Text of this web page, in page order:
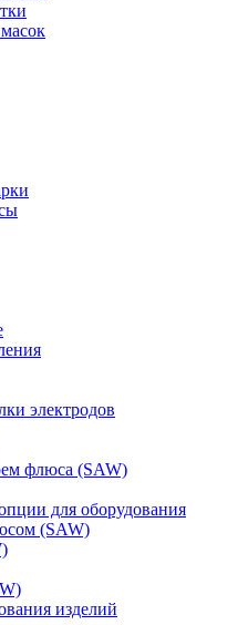
электродов
флюса (SAW)
для оборудования
(SAW)
изделий